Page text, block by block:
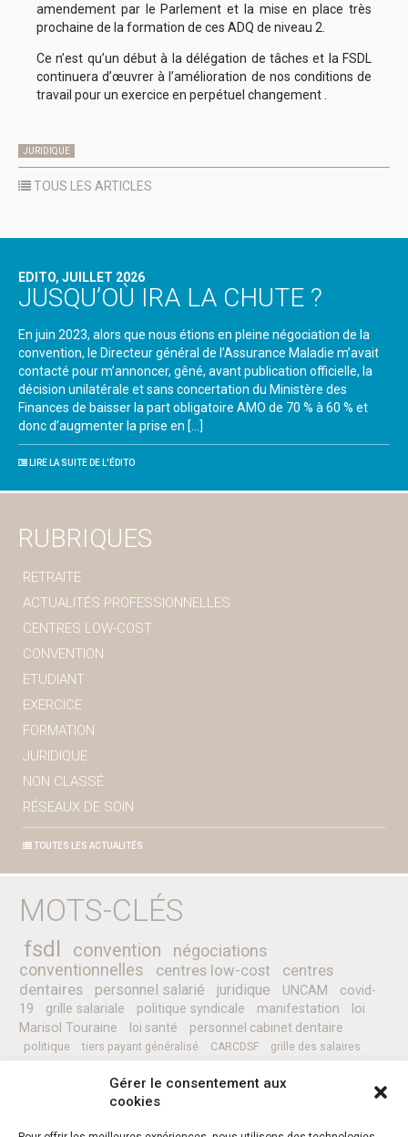
Gérer le consentement aux
cookies
amendement par le Parlement et la mise en place très
prochaine de la formation de ces ADQ de niveau 2.
Ce n’est qu’un début à la délégation de tâches et la FSDL
continuera d’œuvrer à l’amélioration de nos conditions de
travail pour un exercice en perpétuel changement .
JURIDIQUE
TOUS LES ARTICLES
EDITO, JUILLET 2026
JUSQU’OÙ IRA LA CHUTE ?
En juin 2023, alors que nous étions en pleine négociation de la
convention, le Directeur général de l’Assurance Maladie m’avait
contacté pour m’annoncer, gêné, avant publication officielle, la
décision unilatérale et sans concertation du Ministère des
Finances de baisser la part obligatoire AMO de 70 % à 60 % et
donc d’augmenter la prise en […]
LIRE LA SUITE DE L'ÉDITO
RUBRIQUES
RETRAITE
ACTUALITÉS PROFESSIONNELLES
CENTRES LOW-COST
CONVENTION
ETUDIANT
EXERCICE
FORMATION
JURIDIQUE
NON CLASSÉ
RÉSEAUX DE SOIN
TOUTES LES ACTUALITÉS
MOTS-CLÉS
fsdl convention
négociations
conventionnelles
centres low-cost
centres
dentaires
personnel salarié juridique UNCAM
covid-
19
grille salariale politique syndicale manifestation
loi
Marisol Touraine
loi santé personnel cabinet dentaire
politique tiers payant généralisé CARCDSF
grille des salaires
complémentaires santé
secret médical sénat CCAM
professionnels de santé